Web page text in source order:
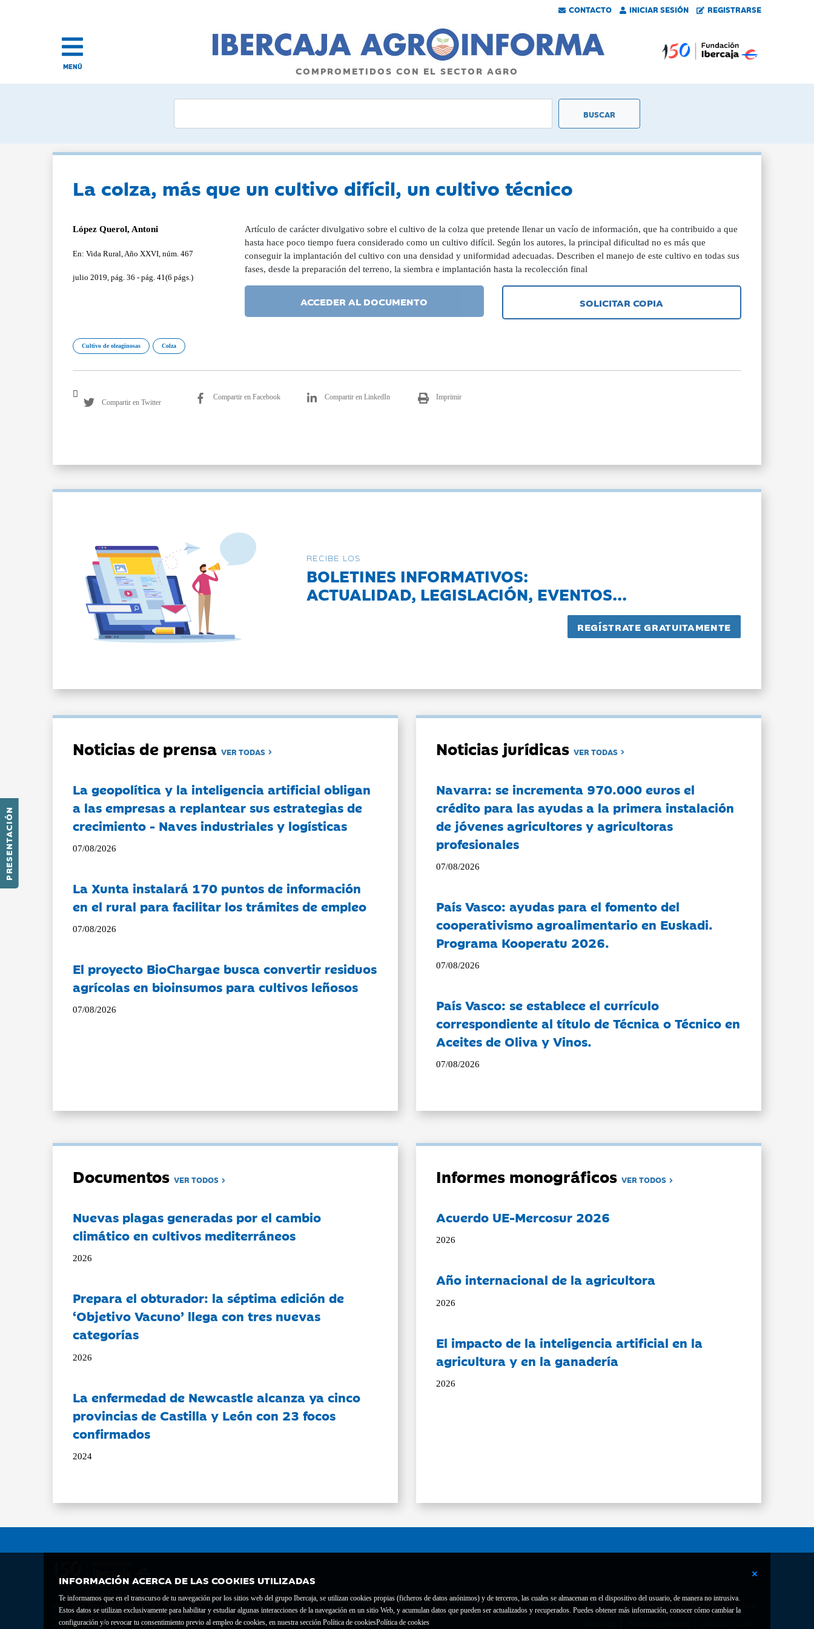
CONTACTO INICIAR SESIÓN REGISTRARSE
PRESENTACIÓN
MENÚ COMPROMETIDOS CON EL SECTOR AGRO
INFORMACIÓN ACERCA DE LAS COOKIES UTILIZADAS
Te informamos que en el transcurso de tu navegación por los sitios web del grupo Ibercaja, se utilizan cookies propias (ficheros de datos anónimos) y de terceros, las cuales se almacenan en el dispositivo del usuario, de manera no intrusiva.
Estos datos se utilizan exclusivamente para habilitar y estudiar algunas interacciones de la navegación en un sitio Web, y acumulan datos que pueden ser actualizados y recuperados. Puedes obtener más información, conocer cómo cambiar la
configuración y/o revocar tu consentimiento previo al empleo de cookies, en nuestra sección Política de cookiesPolítica de cookies
La colza, más que un cultivo difícil, un cultivo técnico
López Querol, Antoni
En: Vida Rural, Año XXVI, núm. 467
julio 2019, pág. 36 - pág. 41(6 págs.)
Artículo de carácter divulgativo sobre el cultivo de la colza que pretende llenar un vacío de información, que ha contribuido a que
hasta hace poco tiempo fuera considerado como un cultivo difícil. Según los autores, la principal dificultad no es más que
conseguir la implantación del cultivo con una densidad y uniformidad adecuadas. Describen el manejo de este cultivo en todas sus
fases, desde la preparación del terreno, la siembra e implantación hasta la recolección final
ACCEDER AL DOCUMENTO SOLICITAR COPIA
Cultivo de oleaginosas Colza
Compartir en Twitter
Compartir en Facebook Compartir en LinkedIn Imprimir
RECIBE LOS
BOLETINES INFORMATIVOS:
ACTUALIDAD, LEGISLACIÓN, EVENTOS...
Noticias de prensaVER TODAS
La geopolítica y la inteligencia artificial obligan
a las empresas a replantear sus estrategias de
crecimiento - Naves industriales y logísticas
07/08/2026
La Xunta instalará 170 puntos de información
en el rural para facilitar los trámites de empleo
07/08/2026
El proyecto BioChargae busca convertir residuos
agrícolas en bioinsumos para cultivos leñosos
07/08/2026
Noticias jurídicasVER TODAS
Navarra: se incrementa 970.000 euros el
crédito para las ayudas a la primera instalación
de jóvenes agricultores y agricultoras
profesionales
07/08/2026
País Vasco: ayudas para el fomento del
cooperativismo agroalimentario en Euskadi.
Programa Kooperatu 2026.
07/08/2026
País Vasco: se establece el currículo
correspondiente al título de Técnica o Técnico en
Aceites de Oliva y Vinos.
07/08/2026
DocumentosVER TODOS
Nuevas plagas generadas por el cambio
climático en cultivos mediterráneos
2026
Prepara el obturador: la séptima edición de
‘Objetivo Vacuno’ llega con tres nuevas
categorías
2026
La enfermedad de Newcastle alcanza ya cinco
provincias de Castilla y León con 23 focos
confirmados
2024
Informes monográficosVER TODOS
Acuerdo UE-Mercosur 2026
2026
Año internacional de la agricultora
2026
El impacto de la inteligencia artificial en la
agricultura y en la ganadería
2026
Fundación Bancaria Ibercaja C.I.F. G-50000652.
Inscrita en el Registro de Fundaciones del Mº de Educación, Cultura y Deporte con el nº 1689.
Contacto Declaración de accesibilidad